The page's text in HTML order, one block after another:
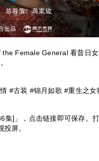
Female General 看昔日女
#古装 #锦月如歌 #重生之
]」，点击链接即可保存。
屏。